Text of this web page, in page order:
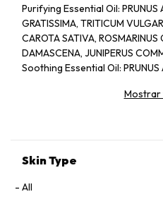
Purifying Essential Oil: PRUNUS
GRATISSIMA, TRITICUM
CAROTA SATIVA, ROSMARINUS
DAMASCENA, JUNIPERUS
Soothing Essential Oil: PRUNUS
Mostrar
Skin Type
All